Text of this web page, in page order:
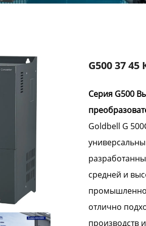
G500 37
Серия G500
Goldbell G 500
средней и
отлично
производств